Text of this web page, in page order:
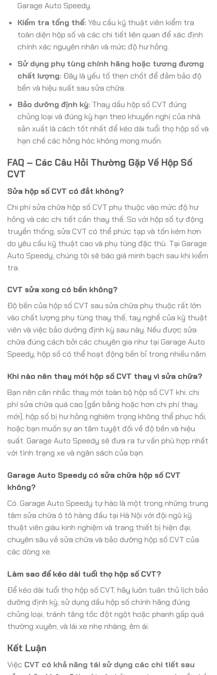
Garage Auto Speedy.
Kiểm tra tổng thể: Yêu cầu kỹ thuật viên kiểm tra
toàn diện hộp số và các chi tiết liên quan để xác định
chính xác nguyên nhân và mức độ hư hỏng.
Sử dụng phụ tùng chính hãng hoặc tương đương
chất lượng: Đây là yếu tố then chốt để đảm bảo độ
bền và hiệu suất sau sửa chữa.
Bảo dưỡng định kỳ: Thay dầu hộp số CVT đúng
chủng loại và đúng kỳ hạn theo khuyến nghị của nhà
sản xuất là cách tốt nhất để kéo dài tuổi thọ hộp số và
hạn chế các hỏng hóc không mong muốn.
FAQ – Các Câu Hỏi Thường Gặp Về Hộp Số
CVT
Sửa hộp số CVT có đắt không?
Chi phí sửa chữa hộp số CVT phụ thuộc vào mức độ hư
hỏng và các chi tiết cần thay thế. So với hộp số tự động
truyền thống, sửa CVT có thể phức tạp và tốn kém hơn
do yêu cầu kỹ thuật cao và phụ tùng đặc thù. Tại Garage
Auto Speedy, chúng tôi sẽ báo giá minh bạch sau khi kiểm
tra.
CVT sửa xong có bền không?
Độ bền của hộp số CVT sau sửa chữa phụ thuộc rất lớn
vào chất lượng phụ tùng thay thế, tay nghề của kỹ thuật
viên và việc bảo dưỡng định kỳ sau này. Nếu được sửa
chữa đúng cách bởi các chuyên gia như tại Garage Auto
Speedy, hộp số có thể hoạt động bền bỉ trong nhiều năm.
Khi nào nên thay mới hộp số CVT thay vì sửa chữa?
Bạn nên cân nhắc thay mới toàn bộ hộp số CVT khi: chi
phí sửa chữa quá cao (gần bằng hoặc hơn chi phí thay
mới), hộp số bị hư hỏng nghiêm trọng không thể phục hồi,
hoặc bạn muốn sự an tâm tuyệt đối về độ bền và hiệu
suất. Garage Auto Speedy sẽ đưa ra tư vấn phù hợp nhất
với tình trạng xe và ngân sách của bạn.
Garage Auto Speedy có sửa chữa hộp số CVT
không?
Có. Garage Auto Speedy tự hào là một trong những trung
tâm sửa chữa ô tô hàng đầu tại Hà Nội với đội ngũ kỹ
thuật viên giàu kinh nghiệm và trang thiết bị hiện đại,
chuyên sâu về sửa chữa và bảo dưỡng hộp số CVT của
các dòng xe.
Làm sao để kéo dài tuổi thọ hộp số CVT?
Để kéo dài tuổi thọ hộp số CVT, hãy luôn tuân thủ lịch bảo
dưỡng định kỳ, sử dụng dầu hộp số chính hãng đúng
chủng loại, tránh tăng tốc đột ngột hoặc phanh gấp quá
thường xuyên, và lái xe nhẹ nhàng, êm ái.
Kết Luận
Việc CVT có khả năng tái sử dụng các chi tiết sau